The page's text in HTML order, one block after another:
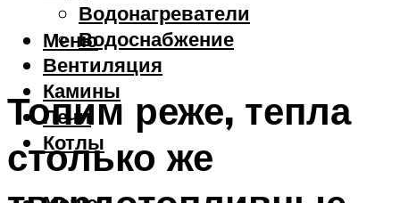
Водонагреватели
Водоснабжение
Вентиляция
Камины
Печи
Котлы
Меню
Топим реже, тепла
столько же